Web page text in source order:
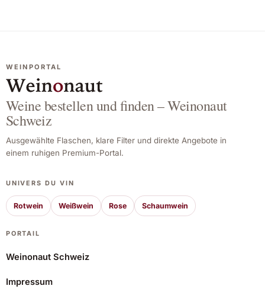
WEINPORTAL
Weine bestellen und finden – Weinonaut
Schweiz
Ausgewählte Flaschen, klare Filter und direkte Angebote in
einem ruhigen Premium-Portal.
UNIVERS DU VIN
Rotwein Weißwein Rose Schaumwein
PORTAIL
Weinonaut Schweiz
Impressum